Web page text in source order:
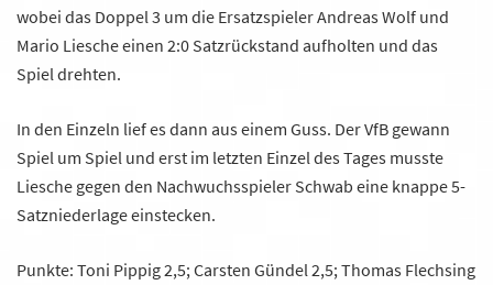
wobei das Doppel 3 um die Ersatzspieler Andreas Wolf und
Mario Liesche einen 2:0 Satzrückstand aufholten und das
Spiel drehten.
In den Einzeln lief es dann aus einem Guss. Der VfB gewann
Spiel um Spiel und erst im letzten Einzel des Tages musste
Liesche gegen den Nachwuchsspieler Schwab eine knappe 5-
Satzniederlage einstecken.
Punkte: Toni Pippig 2,5; Carsten Gündel 2,5; Thomas Flechsing